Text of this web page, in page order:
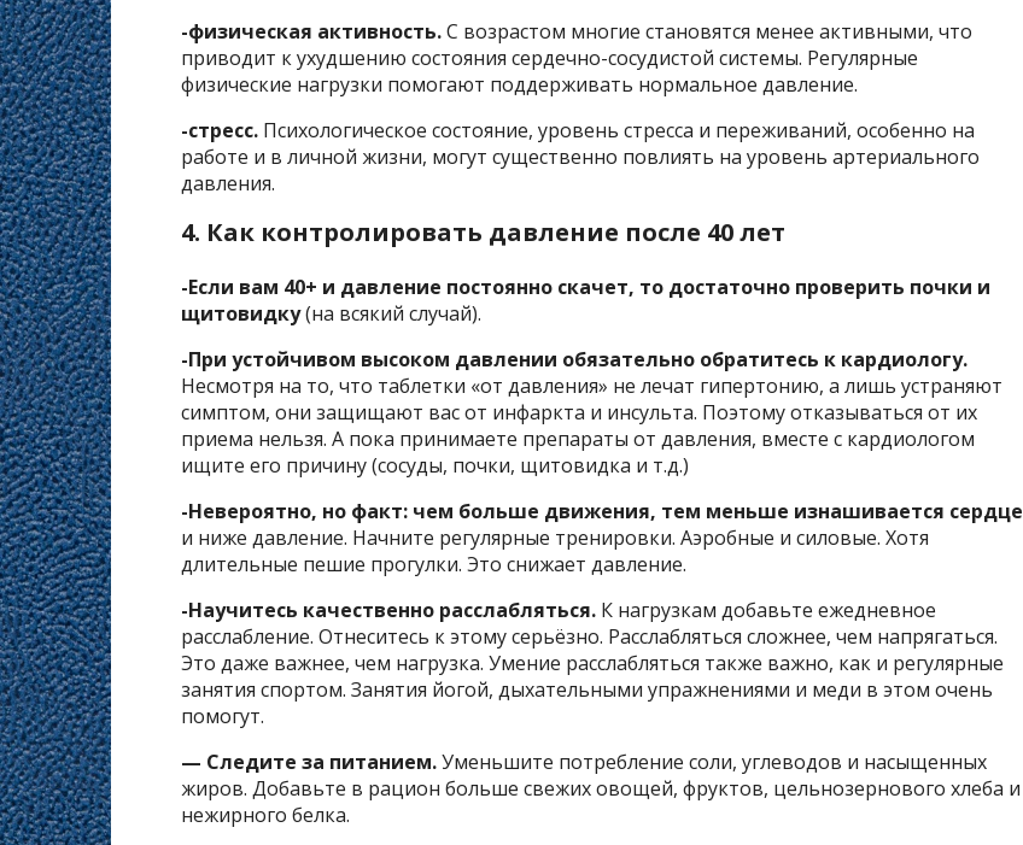
-физическая активность.С возрастом многие становятся менее активными, что
приводит к ухудшению состояния сердечно-сосудистой системы. Регулярные
физические нагрузки помогают поддерживать нормальное давление.
-стресс. Психологическое состояние, уровень стресса и переживаний, особенно на
работе и в личной жизни, могут существенно повлиять на уровень артериального
давления.
4. Как контролировать давление после 40 лет
-Если вам 40+ и давление постоянно скачет, то достаточно проверить почки и
щитовидку(на всякий случай).
-При устойчивом высоком давлении обязательно обратитесь к кардиологу.
Несмотря на то, что таблетки «от давления» не лечат гипертонию, а лишь устраняют
симптом, они защищают вас от инфаркта и инсульта. Поэтому отказываться от их
приема нельзя. А пока принимаете препараты от давления, вместе с кардиологом
ищите его причину (сосуды, почки, щитовидка и т.д.)
-Невероятно, но факт: чем больше движения, тем меньше изнашивается сердце
и ниже давление. Начните регулярные тренировки. Аэробные и силовые. Хотя
длительные пешие прогулки. Это снижает давление.
-Научитесь качественно расслабляться. К нагрузкам добавьте ежедневное
расслабление. Отнеситесь к этому серьёзно. Расслабляться сложнее, чем напрягаться.
Это даже важнее, чем нагрузка. Умение расслабляться также важно, как и регулярные
занятия спортом. Занятия йогой, дыхательными упражнениями и меди в этом очень
помогут.
— Следите за питанием.Уменьшите потребление соли, углеводов и насыщенных
жиров. Добавьте в рацион больше свежих овощей, фруктов, цельнозернового хлеба и
нежирного белка.